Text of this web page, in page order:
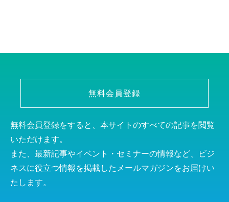
無料会員登録
無料会員登録をすると、本サイトのすべての記事を閲覧
いただけます。
また、最新記事やイベント・セミナーの情報など、ビジ
ネスに役立つ情報を掲載したメールマガジンをお届けい
たします。